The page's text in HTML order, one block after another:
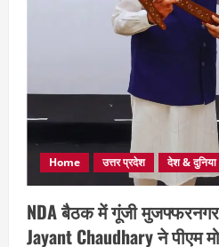
Home उत्तर प्रदेश देश & दुनिया
NDA बैठक में गूंजी
Jayant Chaudhary ने पीएम